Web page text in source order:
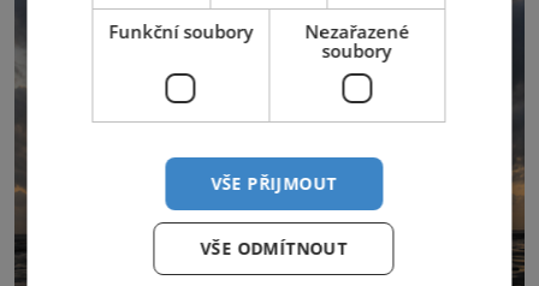
Funkční soubory
Nezařazené
soubory
VŠE PŘIJMOUT
VŠE ODMÍTNOUT